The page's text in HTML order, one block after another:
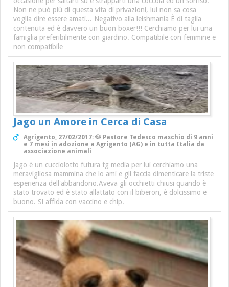
Non ne può più di questa vita di privazioni, lui non sa cosa
voglia dire essere amati... Negativo alla leishmania È di taglia
contenuta ed è davvero un buon boxer!!! Cerchiamo per lui una
famiglia preferibilmente con giardino. Compatibile con femmine e
non compatibile
Jago un Amore in Cerca di Casa
Agrigento, 27/02/2017: 🐶 Pastore Tedesco maschio di 9 anni
e 7 mesi in adozione a Agrigento (AG) e in tutta Italia da
associazione animali
Jago è un cucciolotto futura tg media per lui cerchiamo una
meravigliosa mammina che lo ami e gli faccia dimenticare la triste
esperienza dell'abbandono.Aveva gli occhietti chiusi quando è
stato trovato ed è stato allattato con il biberon, è dolcissimo e
buono. Si affida con vaccino e chip.